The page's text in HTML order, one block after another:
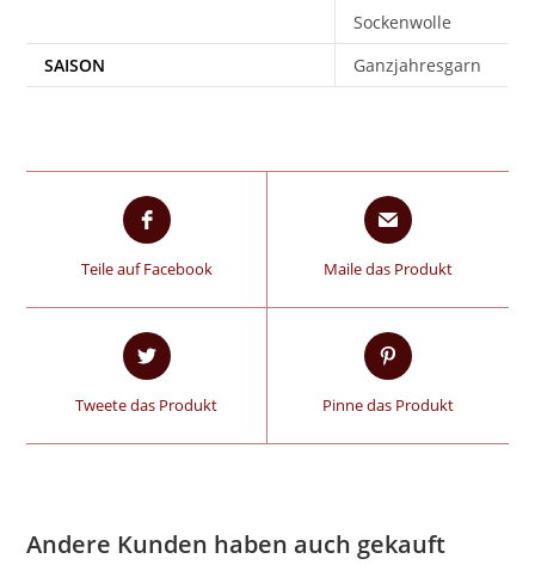
Sockenwolle
SAISON
Ganzjahresgarn
Teile auf Facebook Maile das Produkt
Tweete das Produkt Pinne das Produkt
Andere Kunden haben auch gekauft